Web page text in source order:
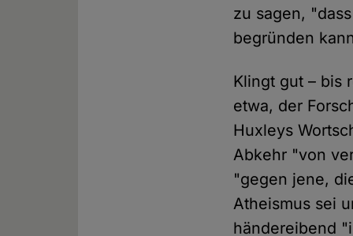
zu sagen,
begründen
Klingt gut – bis
etwa, der
Huxleys
Abkehr "von
"gegen jene,
Atheismus sei
händereibend